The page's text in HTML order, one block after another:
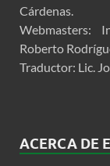
Cárdenas.
Webmasters:
Roberto
Traductor: Lic.
ACERCA DE